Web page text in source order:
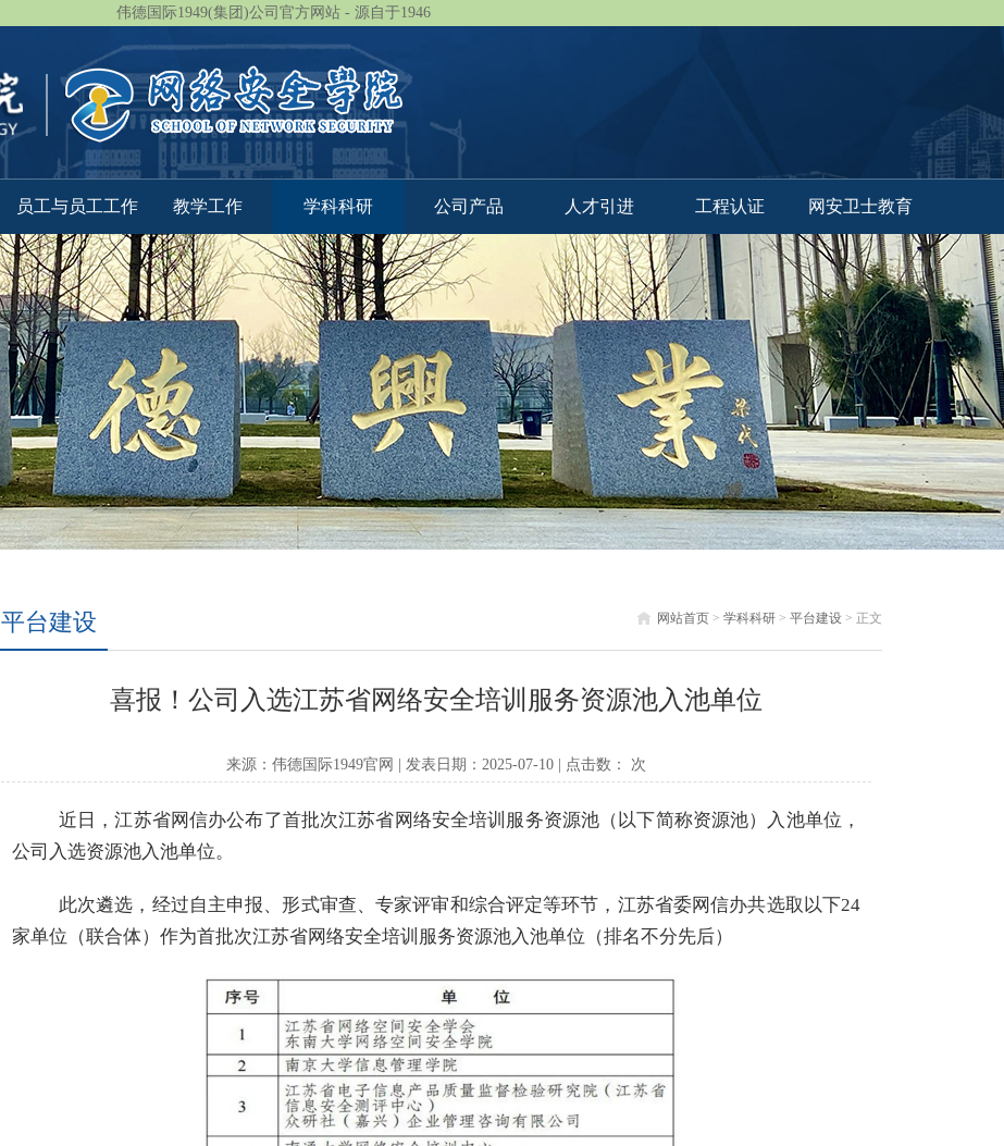
伟德国际1949(集团)公司官方网站 - 源自于1946
员工与员工工作 教学工作 学科科研 公司产品 人才引进 工程认证 网安卫士教育
平台建设 网站首页 > 学科科研 > 平台建设 > 正文
喜报！公司入选江苏省网络安全培训服务资源池入池单位
来源：伟德国际1949官网 | 发表日期：2025-07-10 | 点击数： 次
近日，江苏省网信办公布了首批次江苏省网络安全培训服务资源池（以下简称资源池）入池单位，
公司入选资源池入池单位。
此次遴选，经过自主申报、形式审查、专家评审和综合评定等环节，江苏省委网信办共选取以下24
家单位（联合体）作为首批次江苏省网络安全培训服务资源池入池单位（排名不分先后）